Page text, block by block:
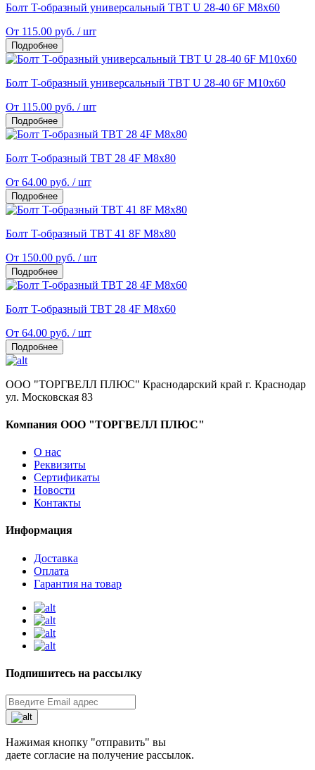
Болт T-образный универсальный TBT U 28-40 6F М8x60
От 115.00 руб. / шт
Подробнее
Болт T-образный универсальный TBT U 28-40 6F М10x60
От 115.00 руб. / шт
Подробнее
Болт T-образный TBT 28 4F M8x80
От 64.00 руб. / шт
Подробнее
Болт T-образный TBT 41 8F M8x80
От 150.00 руб. / шт
Подробнее
Болт T-образный TBT 28 4F M8x60
От 64.00 руб. / шт
Подробнее
ООО "ТОРГВЕЛЛ ПЛЮС" Краснодарский край г. Краснодар
ул. Московская 83
Компания ООО "ТОРГВЕЛЛ ПЛЮС"
О нас
Реквизиты
Сертификаты
Новости
Контакты
Информация
Доставка
Оплата
Гарантия на товар
Подпишитесь на рассылку
Нажимая кнопку "отправить" вы
даете согласие на получение рассылок.